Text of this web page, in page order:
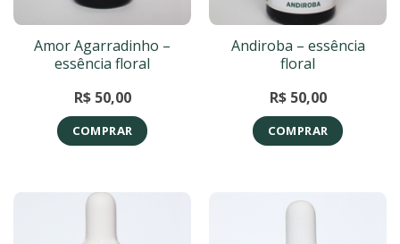
Amor Agarradinho –
essência floral
R$50,00
COMPRAR
Andiroba – essência
floral
R$50,00
COMPRAR